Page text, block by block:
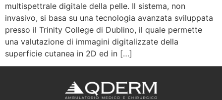
multispettrale digitale della pelle. Il sistema, non
invasivo, si basa su una tecnologia avanzata sviluppata
presso il Trinity College di Dublino, il quale permette
una valutazione di immagini digitalizzate della
superficie cutanea in 2D ed in […]